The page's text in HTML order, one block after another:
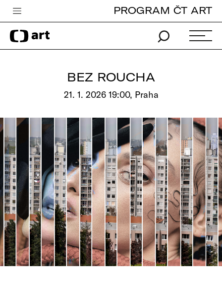
Česká televize
Zpravodajství
Pro děti
edu
Vše o ČT
PROGRAM ČT ART
BEZ ROUCHA
21. 1. 2026 19:00, Praha